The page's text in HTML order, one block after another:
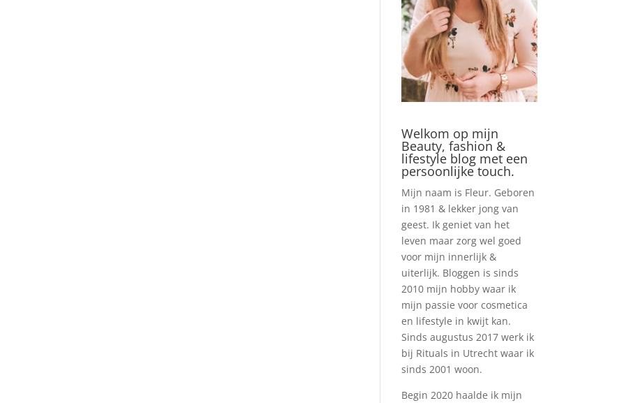
Welkom op mijn
Beauty, fashion &
lifestyle blog met een
persoonlijke touch.
Mijn naam is Fleur. Geboren
in 1981 & lekker jong van
geest. Ik geniet van het
leven maar zorg wel goed
voor mijn innerlijk &
uiterlijk. Bloggen is sinds
2010 mijn hobby waar ik
mijn passie voor cosmetica
en lifestyle in kwijt kan.
Sinds augustus 2017 werk ik
bij Rituals in Utrecht waar ik
sinds 2001 woon.
Begin 2020 haalde ik mijn